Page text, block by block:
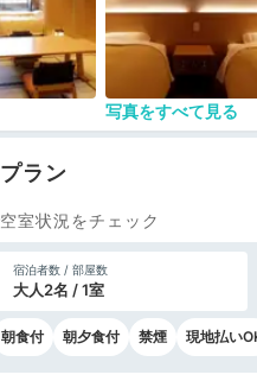
にしている感
多いので、
天風呂があっ
数分置かれて写真をすべて見る
ラン
室状況をチェック
宿泊者数 / 部屋数
大人2名 / 1室
朝食付 朝夕食付 禁煙 現地払い